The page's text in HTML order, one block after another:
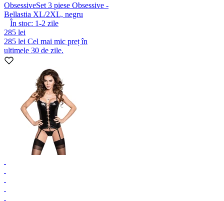
ObsessiveSet 3 piese Obsessive -
Bellastia XL/2XL, negru
În stoc: 1-2 zile
285 lei
285 lei Cel mai mic preț în
ultimele 30 de zile.